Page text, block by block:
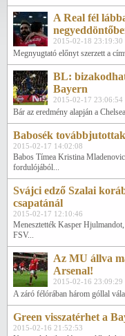
A Real fél
2015-02-18 23:19:30
Megnyugtató előnyt szerzett a
BL:
Bayern
2015-02-17 23:06:54
Bár az eredmény alapján a
Babosék
2015-02-17 14:02:08
Babos Tímea Kristina
fordulójából...
Svájci edző Szalai
csapatánál
2015-02-17 12:10:46
Menesztették Kasper
FSV...
Az MU állva
Arsenal!
2015-02-16 23:09:29
A záró félórában három góllal
Green visszatérhet a
2015-02-16 21:52:53